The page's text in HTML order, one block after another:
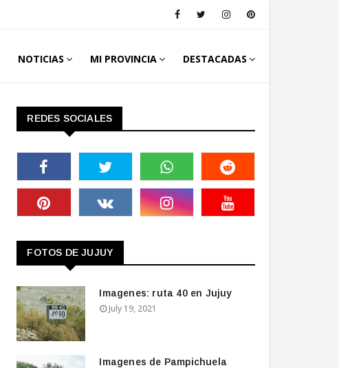
NOTICIAS MI PROVINCIA DESTACADAS
REDES SOCIALES
FOTOS DE JUJUY
Imagenes: ruta 40 en Jujuy
July 19, 2021
Imagenes de Pampichuela